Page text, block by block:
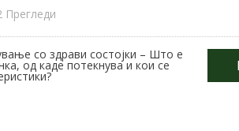
Прегледи